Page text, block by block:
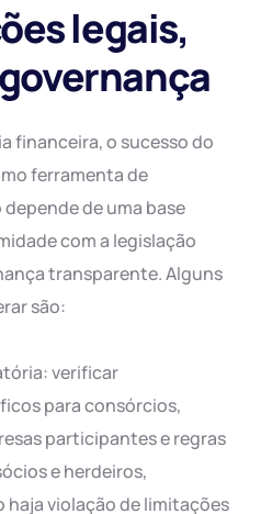
legais,
financeira, o sucesso do
ferramenta de
de uma base
com a legislação
transparente. Alguns
são:
verificar
para consórcios,
participantes e regras
e herdeiros,
haja violação de limitações